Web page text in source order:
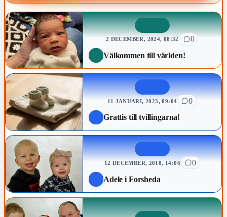
2 DECEMBER, 2024, 08:32
0
Välkommen till världen!
11 JANUARI, 2023, 09:04
0
Grattis till tvillingarna!
12 DECEMBER, 2018, 14:06
0
Adele i Forsheda